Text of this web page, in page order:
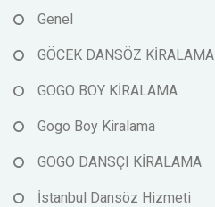
Genel
GÖCEK DANSÖZ KİRALAMA
GOGO BOY KİRALAMA
Gogo Boy Kiralama
GOGO DANSÇI KİRALAMA
İstanbul Dansöz Hizmeti